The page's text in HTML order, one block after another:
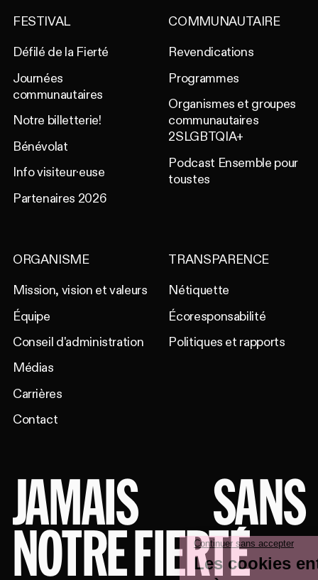
FESTIVAL
Défilé de la Fierté
Journées
communautaires
Notre billetterie!
Bénévolat
Info visiteur·euse
Partenaires 2026
COMMUNAUTAIRE
Revendications
Programmes
Organismes et groupes
communautaires
2SLGBTQIA+
Podcast Ensemble pour
toustes
ORGANISME
Mission, vision et valeurs
Équipe
Conseil d'administration
Médias
Carrières
Contact
TRANSPARENCE
Nétiquette
Écoresponsabilité
Politiques et rapports
JAMAIS SANS
NOTRE FIERTÉ